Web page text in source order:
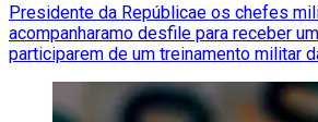
Presidente da Repúblicae os chefes
acompanharamo desfile para receber
participarem de um treinamento militar